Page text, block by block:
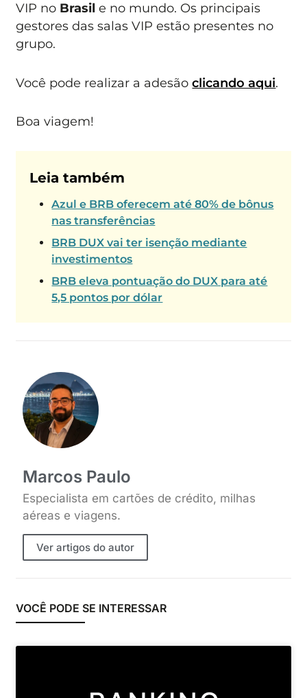
VIP no Brasile no mundo. Os principais
gestores das salas VIP estão presentes no
grupo.
Você pode realizar a adesãoclicando aqui.
Boa viagem!
Leia também
Azul e BRB oferecem até 80% de bônus
nas transferências
BRB DUX vai ter isenção mediante
investimentos
BRB eleva pontuação do DUX para até
5,5 pontos por dólar
Marcos Paulo
Especialista em cartões de crédito, milhas
aéreas e viagens.
Ver artigos do autor
VOCÊ PODE SE INTERESSAR